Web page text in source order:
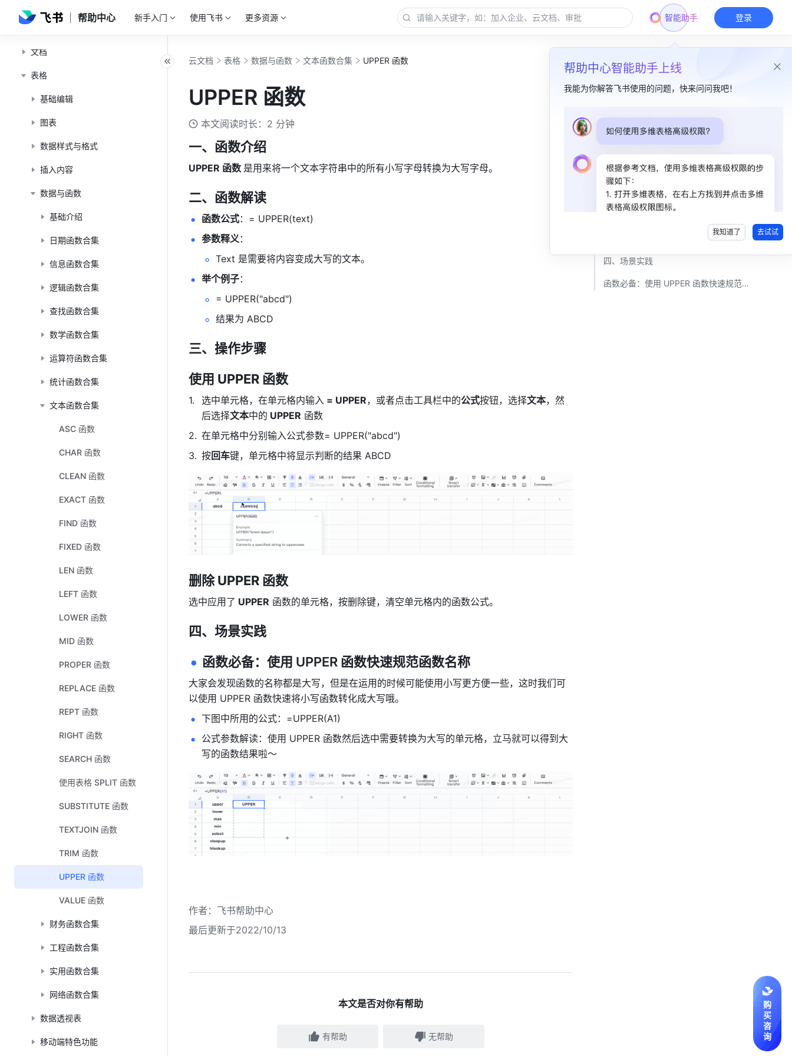
帮助中心 新手入门 使用飞书 更多资源 智能助手
帮助中心智能助手上线
我能为你解答飞书使用的问题，快来问问我吧！
我知道了 去试试
登录
文档
表格
基础编辑
图表
数据样式与格式
插入内容
数据与函数
基础介绍
日期函数合集
信息函数合集
逻辑函数合集
查找函数合集
数学函数合集
运算符函数合集
统计函数合集
文本函数合集
ASC 函数
CHAR 函数
CLEAN 函数
EXACT 函数
FIND 函数
FIXED 函数
LEN 函数
LEFT 函数
LOWER 函数
MID 函数
PROPER 函数
REPLACE 函数
REPT 函数
RIGHT 函数
SEARCH 函数
使用表格 SPLIT 函数
SUBSTITUTE 函数
TEXTJOIN 函数
TRIM 函数
UPPER 函数
VALUE 函数
财务函数合集
工程函数合集
实用函数合集
网络函数合集
数据透视表
移动端特色功能
云文档 表格 数据与函数 文本函数合集 UPPER 函数
UPPER 函数
本文阅读时长：2 分钟
一、函数介绍
UPPER 函数 是用来将一个文本字符串中的所有小写字母转换为大写字母。
二、函数解读
函数公式：= UPPER(text)
参数释义：
Text 是需要将内容变成大写的文本。
举个例子：
= UPPER("abcd")
结果为 ABCD
三、操作步骤
使用 UPPER 函数
选中单元格，在单元格内输入 = UPPER，或者点击工具栏中的公式按钮，选择文本，然
后选择文本中的 UPPER 函数
在单元格中分别输入公式参数= UPPER("abcd")
按回车键，单元格中将显示判断的结果 ABCD
删除 UPPER 函数
选中应用了 UPPER 函数的单元格，按删除键，清空单元格内的函数公式。
四、场景实践
函数必备：使用 UPPER 函数快速规范函数名称
大家会发现函数的名称都是大写，但是在运用的时候可能使用小写更方便一些，这时我们可
以使用 UPPER 函数快速将小写函数转化成大写哦。
下图中所用的公式：=UPPER(A1)
公式参数解读：使用 UPPER 函数然后选中需要转换为大写的单元格，立马就可以得到大
写的函数结果啦～
作者 ： 飞书帮助中心
最后更新于2022/10/13
本文是否对你有帮助
有帮助 无帮助
本篇目录
二、函数解读​
三、操作步骤​
四、场景实践​
函数必备：使用 UPPER 函数快速规范函数名称 ​
购
买
咨
询